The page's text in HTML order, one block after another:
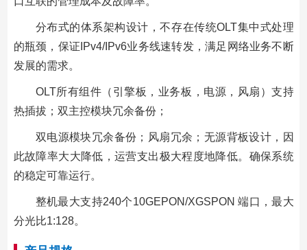
分布式的体系架构设计，不存在传统OLT集中式处理
的瓶颈，保证IPv4/IPv6业务线速转发，满足网络业务不断
发展的需求。
OLT所有组件（引擎板，业务板，电源，风扇）支持
热插拔；双主控模块冗余备份；
双电源模块冗余备份；风扇冗余；无源背板设计，因
此故障率大大降低，运营支出极大程度地降低。确保系统
的稳定可靠运行。
整机最大支持240个10GEPON/XGSPON 端口，最大
分光比1:128。